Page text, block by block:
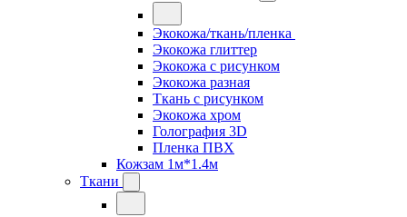
Экокожа/ткань/пленка
Экокожа глиттер
Экокожа с рисунком
Экокожа разная
Ткань с рисунком
Экокожа хром
Голография 3D
Пленка ПВХ
Кожзам 1м*1.4м
Ткани